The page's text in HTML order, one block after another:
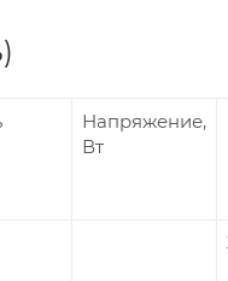
Напряжение,
Вт